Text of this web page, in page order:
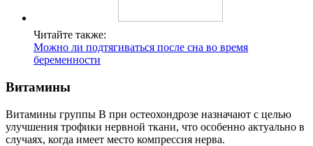
Читайте также:
Можно ли подтягиваться после сна во время
беременности
Витамины
Витамины группы В при остеохондрозе назначают с целью
улучшения трофики нервной ткани, что особенно актуально в
случаях, когда имеет место компрессия нерва.